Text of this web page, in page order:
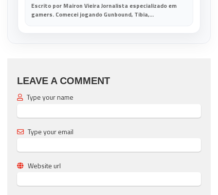
Escrito por Mairon Vieira Jornalista especializado em
gamers. Comecei jogando Gunbound, Tibia,...
LEAVE A COMMENT
Type your name
Type your email
Website url